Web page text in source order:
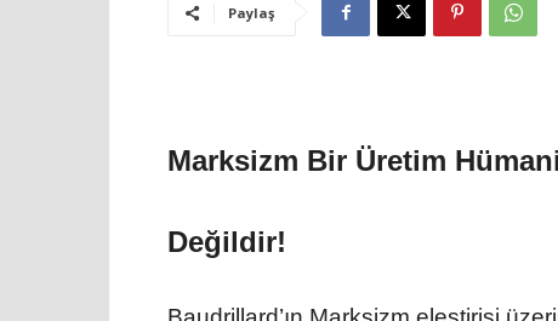
Paylaş
Marksizm Bir Üretim
Değildir!